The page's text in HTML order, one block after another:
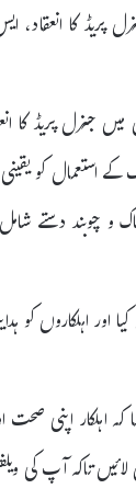
پریڈ کا
جنرل پریڈ کا
استعمال کو یقینی
و چوبند دستے
اہلکاروں کو
اہلکار اپنی
تاکہ آپ کی